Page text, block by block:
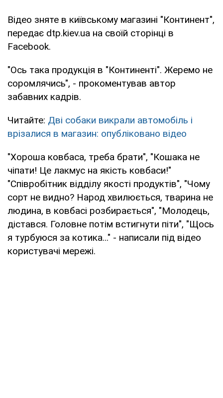
Відео зняте в київському магазині "Континент",
передає dtp.kiev.ua на своїй сторінці в
Facebook.
"Ось така продукція в "Континенті". Жеремо не
соромлячись", - прокоментував автор
забавних кадрів.
Читайте: Дві собаки викрали автомобіль і
врізалися в магазин: опубліковано відео
"Хороша ковбаса, треба брати", "Кошака не
чіпати! Це лакмус на якість ковбаси!"
"Співробітник відділу якості продуктів", "Чому
сорт не видно? Народ хвилюється, тварина не
людина, в ковбасі розбирається", "Молодець,
дістався. Головне потім встигнути піти", "Щось
я турбуюся за котика..." - написали під відео
користувачі мережі.